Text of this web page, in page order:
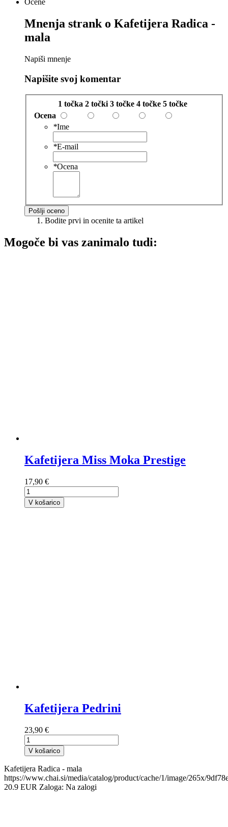
Ocene
Mnenja strank o Kafetijera Radica -
mala
Napiši mnenje
Napišite svoj komentar
1 točka 2 točki 3 točke 4 točke 5 točke
Ocena
*Ime
*E-mail
*Ocena
Pošlji oceno
Bodite prvi in ocenite ta artikel
Mogoče bi vas zanimalo tudi:
Kafetijera Miss Moka Prestige
17,90 €
V košarico
Kafetijera Pedrini
23,90 €
V košarico
Kafetijera Radica - mala
https://www.chai.si/media/catalog/product/cache/1/image/265x/
20.9 EUR Zaloga: Na zalogi